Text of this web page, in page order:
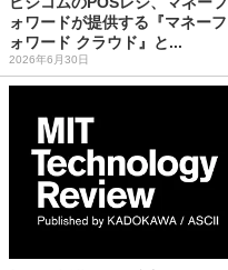
ォワードが提供する『マネーフ
ォワード クラウド』と...
2026年6月30日